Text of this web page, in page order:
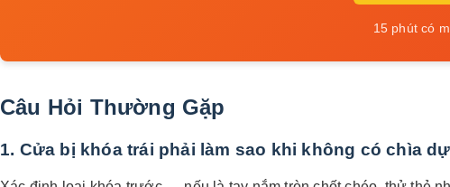
15 phút có
Câu Hỏi Thường Gặp
1. Cửa bị khóa trái phải làm sao khi không có chìa